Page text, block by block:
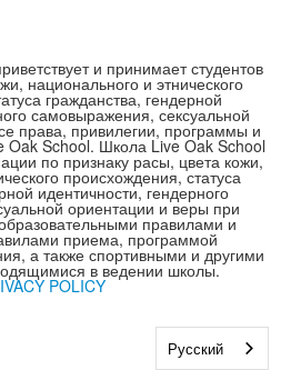
и принимает студентов
национального и этнического
гражданства, гендерной
самовыражения, сексуальной
права, привилегии, программы и
School. Школа Live Oak School
по признаку расы, цвета кожи,
происхождения, статуса
идентичности, гендерного
ориентации и веры при
правилами и
приема, программой
а также спортивными и другими
в ведении школы.
POLICY
Русский